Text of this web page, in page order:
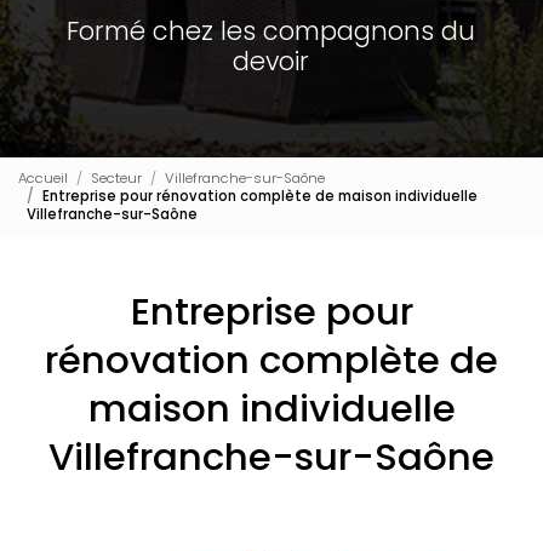
Formé chez les compagnons du
devoir
Accueil Secteur
Villefranche-sur-Saône
Entreprise pour rénovation complète de maison individuelle
Villefranche-sur-Saône
Entreprise pour
rénovation complète de
maison individuelle
Villefranche-sur-Saône